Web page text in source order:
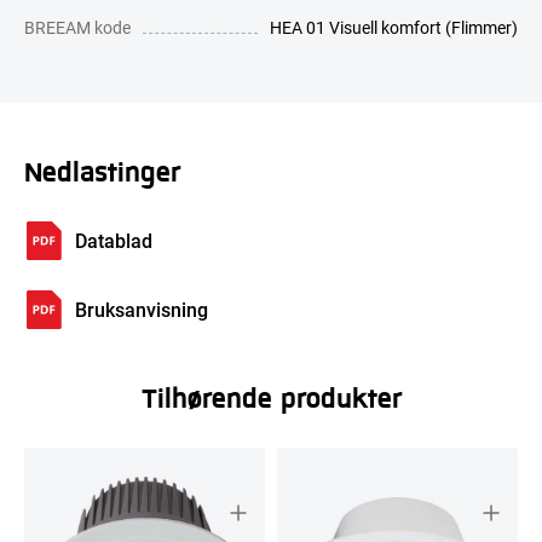
BREEAM kode
HEA 01 Visuell komfort (Flimmer)
Nedlastinger
Datablad
Bruksanvisning
Tilhørende produkter